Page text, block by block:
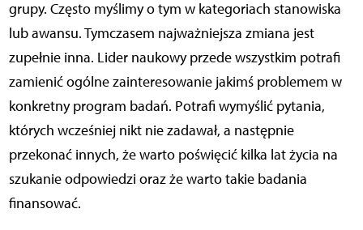
grupy. Często myślimy o tym w kategoriach stanowiska
lub awansu. Tymczasem najważniejsza zmiana jest
zupełnie inna. Lider naukowy przede wszystkim potrafi
zamienić ogólne zainteresowanie jakimś problemem w
konkretny program badań. Potrafi wymyślić pytania,
których wcześniej nikt nie zadawał, a następnie
przekonać innych, że warto poświęcić kilka lat życia na
szukanie odpowiedzi oraz że warto takie badania
finansować.